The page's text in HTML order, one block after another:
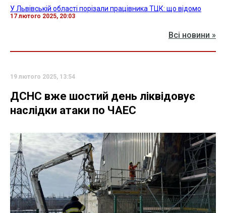
У Львівській області порізали працівника ТЦК: що відомо
17 лютого 2025, 20:03
Всі новини »
19 лютого 2025, 13:54
ДСНС вже шостий день ліквідовує
наслідки атаки по ЧАЕС